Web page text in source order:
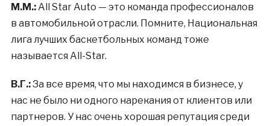
М.М.:All Star Auto — это команда профессионалов
в автомобильной отрасли. Помните, Национальная
лига лучших баскетбольных команд тоже
называется All-Star.
В.Г.:За все время, что мы находимся в бизнесе, у
нас не было ни одного нарекания от клиентов или
партнеров. У нас очень хорошая репутация среди